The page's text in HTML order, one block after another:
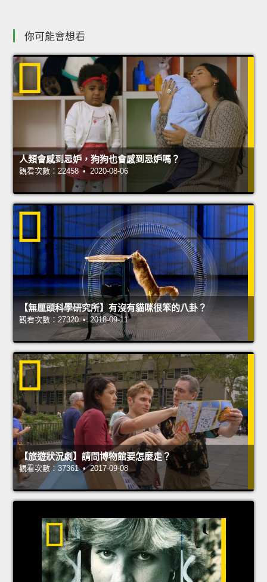
你可能會想看
人類會感到忌妒，狗狗也會感到忌妒嗎？
觀看次數：22458 • 2020-08-06
【無厘頭科學研究所】有沒有貓咪很笨的八卦？
觀看次數：27320 • 2018-09-11
【旅遊狀況劇】請問博物館要怎麼走？
觀看次數：37361 • 2017-09-08